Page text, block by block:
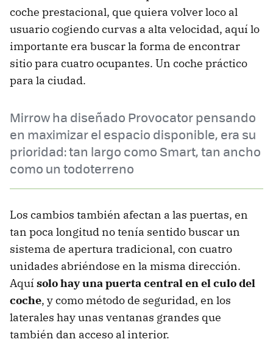
coche prestacional, que quiera volver loco al
usuario cogiendo curvas a alta velocidad, aquí lo
importante era buscar la forma de encontrar
sitio para cuatro ocupantes. Un coche práctico
para la ciudad.
Mirrow ha diseñado Provocator pensando
en maximizar el espacio disponible, era su
prioridad: tan largo como Smart, tan ancho
como un todoterreno
Los cambios también afectan a las puertas, en
tan poca longitud no tenía sentido buscar un
sistema de apertura tradicional, con cuatro
unidades abriéndose en la misma dirección.
Aquí solo hay una puerta central en el culo del
coche, y como método de seguridad, en los
laterales hay unas ventanas grandes que
también dan acceso al interior.